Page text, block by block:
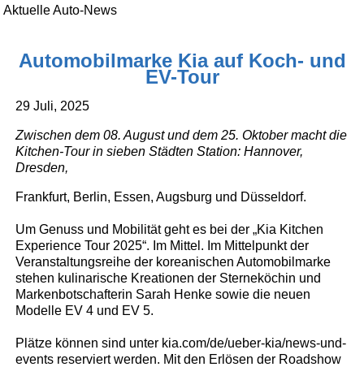
Aktuelle Auto-News
Automobilmarke Kia auf Koch- und
EV-Tour
29 Juli, 2025
Zwischen dem 08. August und dem 25. Oktober macht die
Kitchen-Tour in sieben Städten Station: Hannover,
Dresden,
Frankfurt, Berlin, Essen, Augsburg und Düsseldorf.
Um Genuss und Mobilität geht es bei der „Kia Kitchen
Experience Tour 2025“. Im Mittel. Im Mittelpunkt der
Veranstaltungsreihe der koreanischen Automobilmarke
stehen kulinarische Kreationen der Sterneköchin und
Markenbotschafterin Sarah Henke sowie die neuen
Modelle EV 4 und EV 5.
Plätze können sind unter kia.com/de/ueber-kia/news-und-
events reserviert werden. Mit den Erlösen der Roadshow